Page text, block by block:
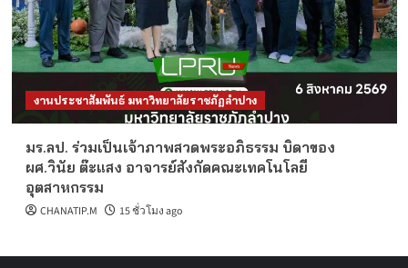
งานประชาสัมพันธ์ มหาวิทยาลัยราชภัฏลำปาง
มร.ลป. ร่วมเป็นเจ้าภาพสวดพระอภิธรรม บิดาของ
ผศ.วินัย ต๊ะแสง อาจารย์สังกัดคณะเทคโนโลยี
อุตสาหกรรม
CHANATIP.M 15 ชั่วโมง ago